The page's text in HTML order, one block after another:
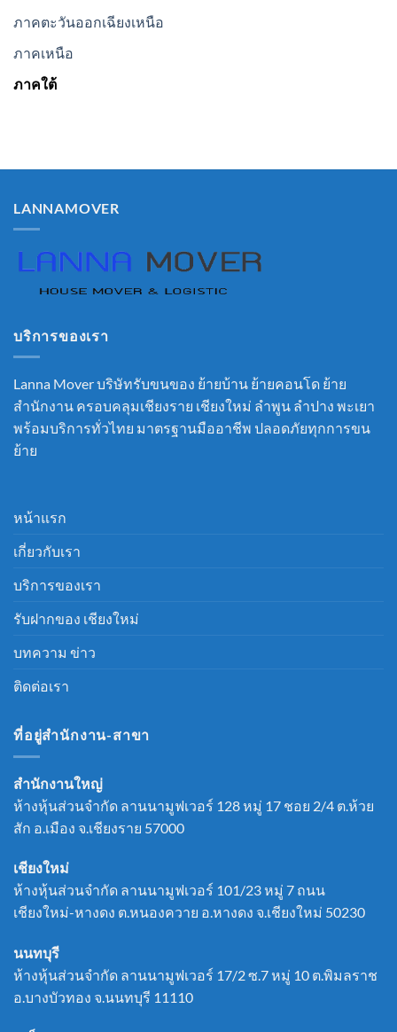
ภาคตะวันออกเฉียงเหนือ
ภาคเหนือ
ภาคใต้
LANNAMOVER
บริการของเรา
Lanna Mover บริษัทรับขนของ ย้ายบ้าน ย้ายคอนโด ย้าย
สำนักงาน ครอบคลุมเชียงราย เชียงใหม่ ลำพูน ลำปาง พะเยา
พร้อมบริการทั่วไทย มาตรฐานมืออาชีพ ปลอดภัยทุกการขน
ย้าย
หน้าแรก
เกี่ยวกับเรา
บริการของเรา
รับฝากของ เชียงใหม่
บทความ ข่าว
ติดต่อเรา
ที่อยู่สำนักงาน-สาขา
สำนักงานใหญ่
ห้างหุ้นส่วนจำกัด ลานนามูฟเวอร์ 128 หมู่ 17 ชอย 2/4 ต.ห้วย
สัก อ.เมือง จ.เชียงราย 57000
เชียงใหม่
ห้างหุ้นส่วนจำกัด ลานนามูฟเวอร์ 101/23 หมู่ 7 ถนน
เชียงใหม่-หางดง ต.หนองควาย อ.หางดง จ.เชียงใหม่ 50230
นนทบุรี
ห้างหุ้นส่วนจำกัด ลานนามูฟเวอร์ 17/2 ซ.7 หมู่ 10 ต.พิมลราช
อ.บางบัวทอง จ.นนทบุรี 11110